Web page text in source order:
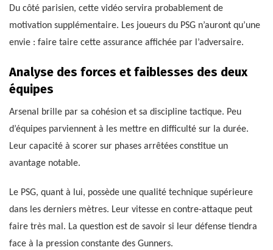
Du côté parisien, cette vidéo servira probablement de
motivation supplémentaire. Les joueurs du PSG n’auront qu’une
envie : faire taire cette assurance affichée par l’adversaire.
Analyse des forces et faiblesses des deux
équipes
Arsenal brille par sa cohésion et sa discipline tactique. Peu
d’équipes parviennent à les mettre en difficulté sur la durée.
Leur capacité à scorer sur phases arrêtées constitue un
avantage notable.
Le PSG, quant à lui, possède une qualité technique supérieure
dans les derniers mètres. Leur vitesse en contre-attaque peut
faire très mal. La question est de savoir si leur défense tiendra
face à la pression constante des Gunners.